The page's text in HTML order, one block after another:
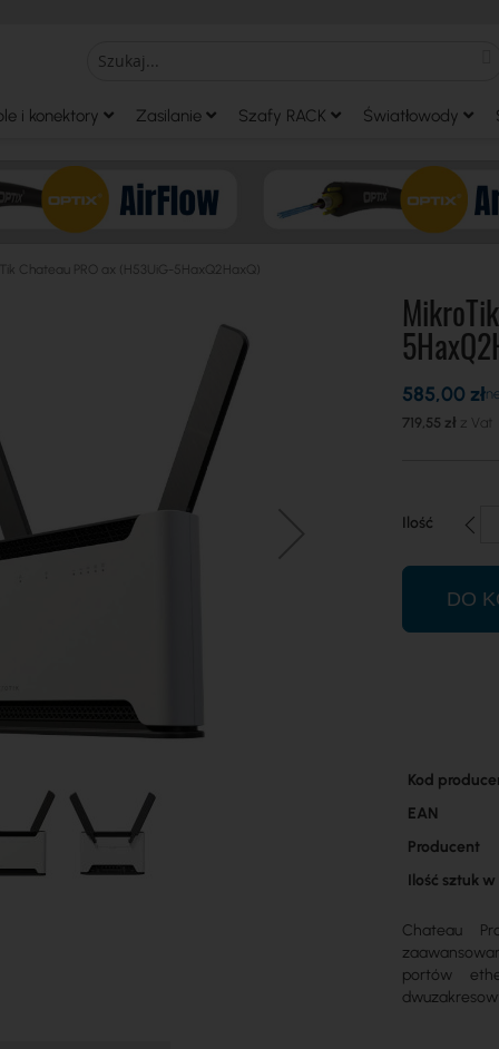
i konektory Zasilanie Szafy RACK Światłowody
Chateau PRO ax (H53UiG-5HaxQ2HaxQ)
719,55 zł
585,00 zł
Ilość
DO
Więcej
Kod
EAN
Producent
Ilość sztuk
Chateau
portów